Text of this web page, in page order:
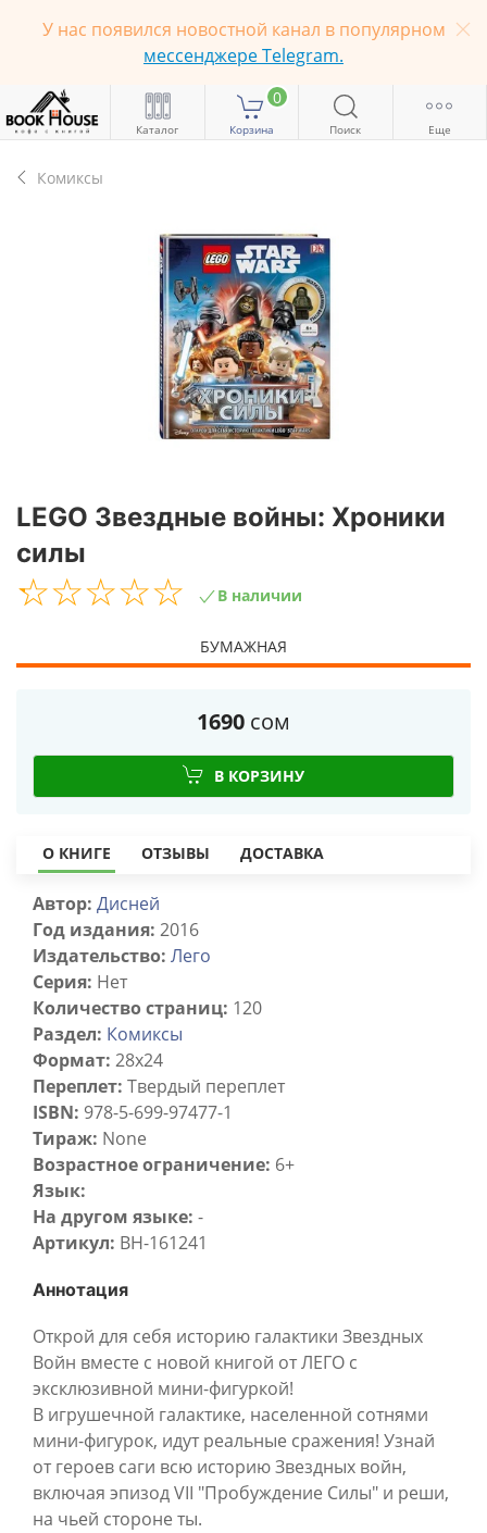
У нас появился новостной канал в популярном
мессенджере Telegram.
Каталог
0
Корзина Поиск Еще
Комиксы
LEGO Звездные войны: Хроники
силы
☆☆☆☆☆
★★★★★ В наличии
БУМАЖНАЯ
1690 сом
В КОРЗИНУ
О КНИГЕ ОТЗЫВЫ ДОСТАВКА
Автор: Дисней
Год издания: 2016
Издательство: Лего
Серия: Нет
Количество страниц: 120
Раздел: Комиксы
Формат: 28х24
Переплет: Твердый переплет
ISBN: 978-5-699-97477-1
Тираж: None
Возрастное ограничение: 6+
Язык:
На другом языке: -
Артикул: BH-161241
Аннотация
Открой для себя историю галактики Звездных
Войн вместе с новой книгой от ЛЕГО с
эксклюзивной мини-фигуркой!
В игрушечной галактике, населенной сотнями
мини-фигурок, идут реальные сражения! Узнай
от героев саги всю историю Звездных войн,
включая эпизод VII "Пробуждение Силы" и реши,
на чьей стороне ты.